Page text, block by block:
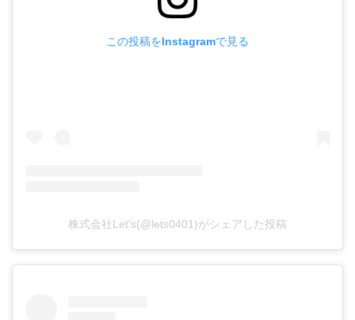
この投稿をInstagramで見る
株式会社Let's(@lets0401)がシェアした投稿